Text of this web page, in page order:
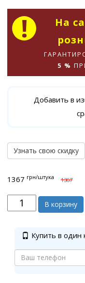
На
5 %
Добавить в
Узнать свою скидку
1367 грн/штука 1367
В корзину
Купить в один